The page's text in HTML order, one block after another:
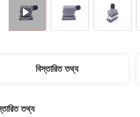
বিস্তারিত তথ্য
তথ্য